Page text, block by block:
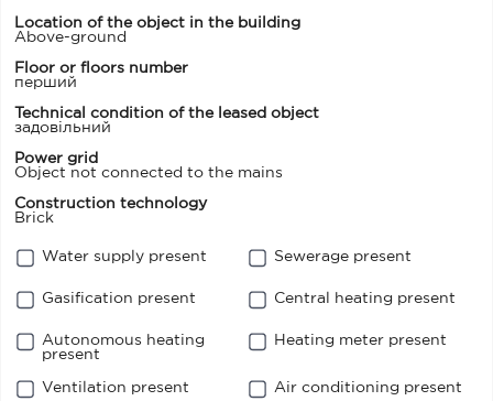
Location of the object in the building
Above-ground
Floor or floors number
перший
Technical condition of the leased object
задовільний
Power grid
Object not connected to the mains
Construction technology
Brick
Water supply present Sewerage present
Gasification present Central heating present
Autonomous heating
present
Heating meter present
Ventilation present Air conditioning present